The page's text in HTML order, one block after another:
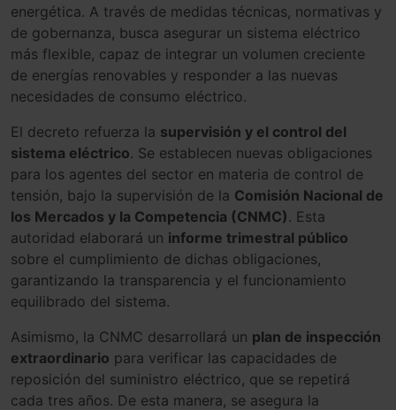
energética. A través de medidas técnicas, normativas y
de gobernanza, busca asegurar un sistema eléctrico
más flexible, capaz de integrar un volumen creciente
de energías renovables y responder a las nuevas
necesidades de consumo eléctrico.
El decreto refuerza la supervisión y el control del
sistema eléctrico. Se establecen nuevas obligaciones
para los agentes del sector en materia de control de
tensión, bajo la supervisión de la Comisión Nacional de
los Mercados y la Competencia (CNMC) . Esta
autoridad elaborará un informe trimestral público
sobre el cumplimiento de dichas obligaciones,
garantizando la transparencia y el funcionamiento
equilibrado del sistema.
Asimismo, la CNMC desarrollará un plan de inspección
extraordinario para verificar las capacidades de
reposición del suministro eléctrico, que se repetirá
cada tres años. De esta manera, se asegura la